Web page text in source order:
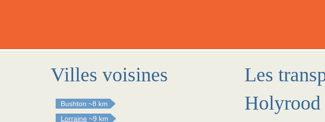
Villes voisines
Bushton ~8 km
Lorraine ~9 km
Les
Holyrood